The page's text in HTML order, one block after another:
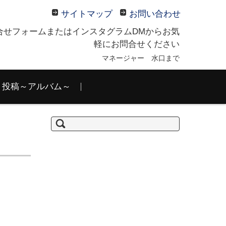
サイトマップ
お問い合わせ
せフォームまたはインスタグラムDMからお気
軽にお問合せください
マネージャー 水口まで
投稿～アルバム～
検
索: